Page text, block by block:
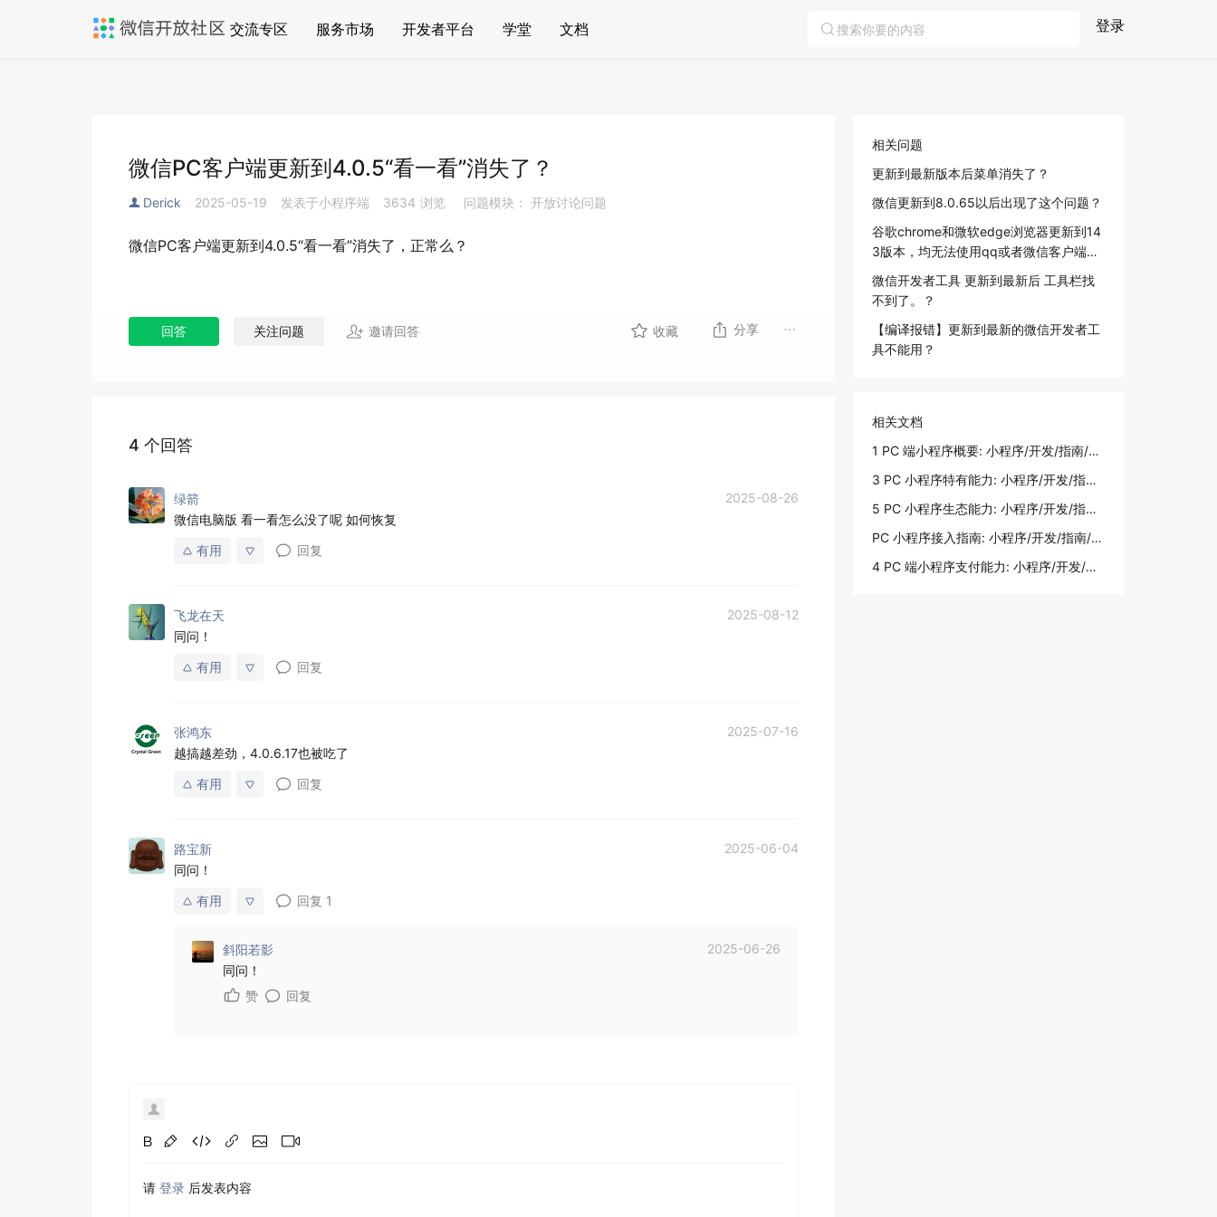
交流专区 服务市场 开发者平台 学堂 文档 登录
微信PC客户端更新到4.0.5“看一看”消失了？
Derick 2025-05-19 发表于小程序端 3634 浏览 问题模块： 开放讨论问题
微信PC客户端更新到4.0.5“看一看”消失了，正常么？
回答 关注问题 邀请回答 收藏 分享
4 个回答
绿箭
2025-08-26
微信电脑版 看一看怎么没了呢 如何恢复
有用
回复
飞龙在天
2025-08-12
同问！
有用
回复
张鸿东
2025-07-16
越搞越差劲，4.0.6.17也被吃了
有用
回复
路宝新
2025-06-04
同问！
有用
回复 1
斜阳若影
2025-06-26
同问！
赞
回复
请 登录 后发表内容
相关问题
更新到最新版本后菜单消失了？
微信更新到8.0.65以后出现了这个问题？
谷歌chrome和微软edge浏览器更新到14
3版本，均无法使用qq或者微信客户端快
微信开发者工具 更新到最新后 工具栏找
不到了。？
【编译报错】更新到最新的微信开发者工
具不能用？
相关文档
1 PC 端小程序概要: 小程序/开发/指南/PC 小程序/PC 小程序接入指南
3 PC 小程序特有能力: 小程序/开发/指南/PC 小程序/PC 小程序接入指南
5 PC 小程序生态能力: 小程序/开发/指南/PC 小程序/PC 小程序接入指南
PC 小程序接入指南: 小程序/开发/指南/PC 小程序/PC 小程序接入指南
4 PC 端小程序支付能力: 小程序/开发/指南/PC 小程序/PC 小程序接入指南